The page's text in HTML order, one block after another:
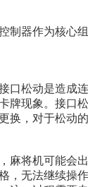
器作为核
松动是造
现象。接
，对于松动
将机可能
无法继续